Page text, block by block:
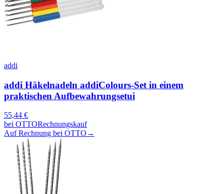
addi
addi Häkelnadeln addiColours-Set in einem
praktischen Aufbewahrungsetui
55,44 €
bei OTTORechnungskauf
Auf Rechnung bei OTTO →